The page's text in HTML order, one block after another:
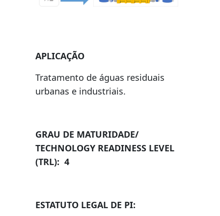
APLICAÇÃO
Tratamento de águas residuais
urbanas e industriais.
GRAU DE MATURIDADE/
TECHNOLOGY READINESS LEVEL
(TRL): 4
ESTATUTO LEGAL DE PI: